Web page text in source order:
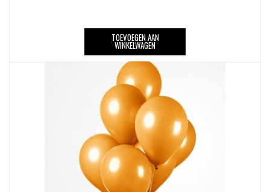
TOEVOEGEN AAN
WINKELWAGEN